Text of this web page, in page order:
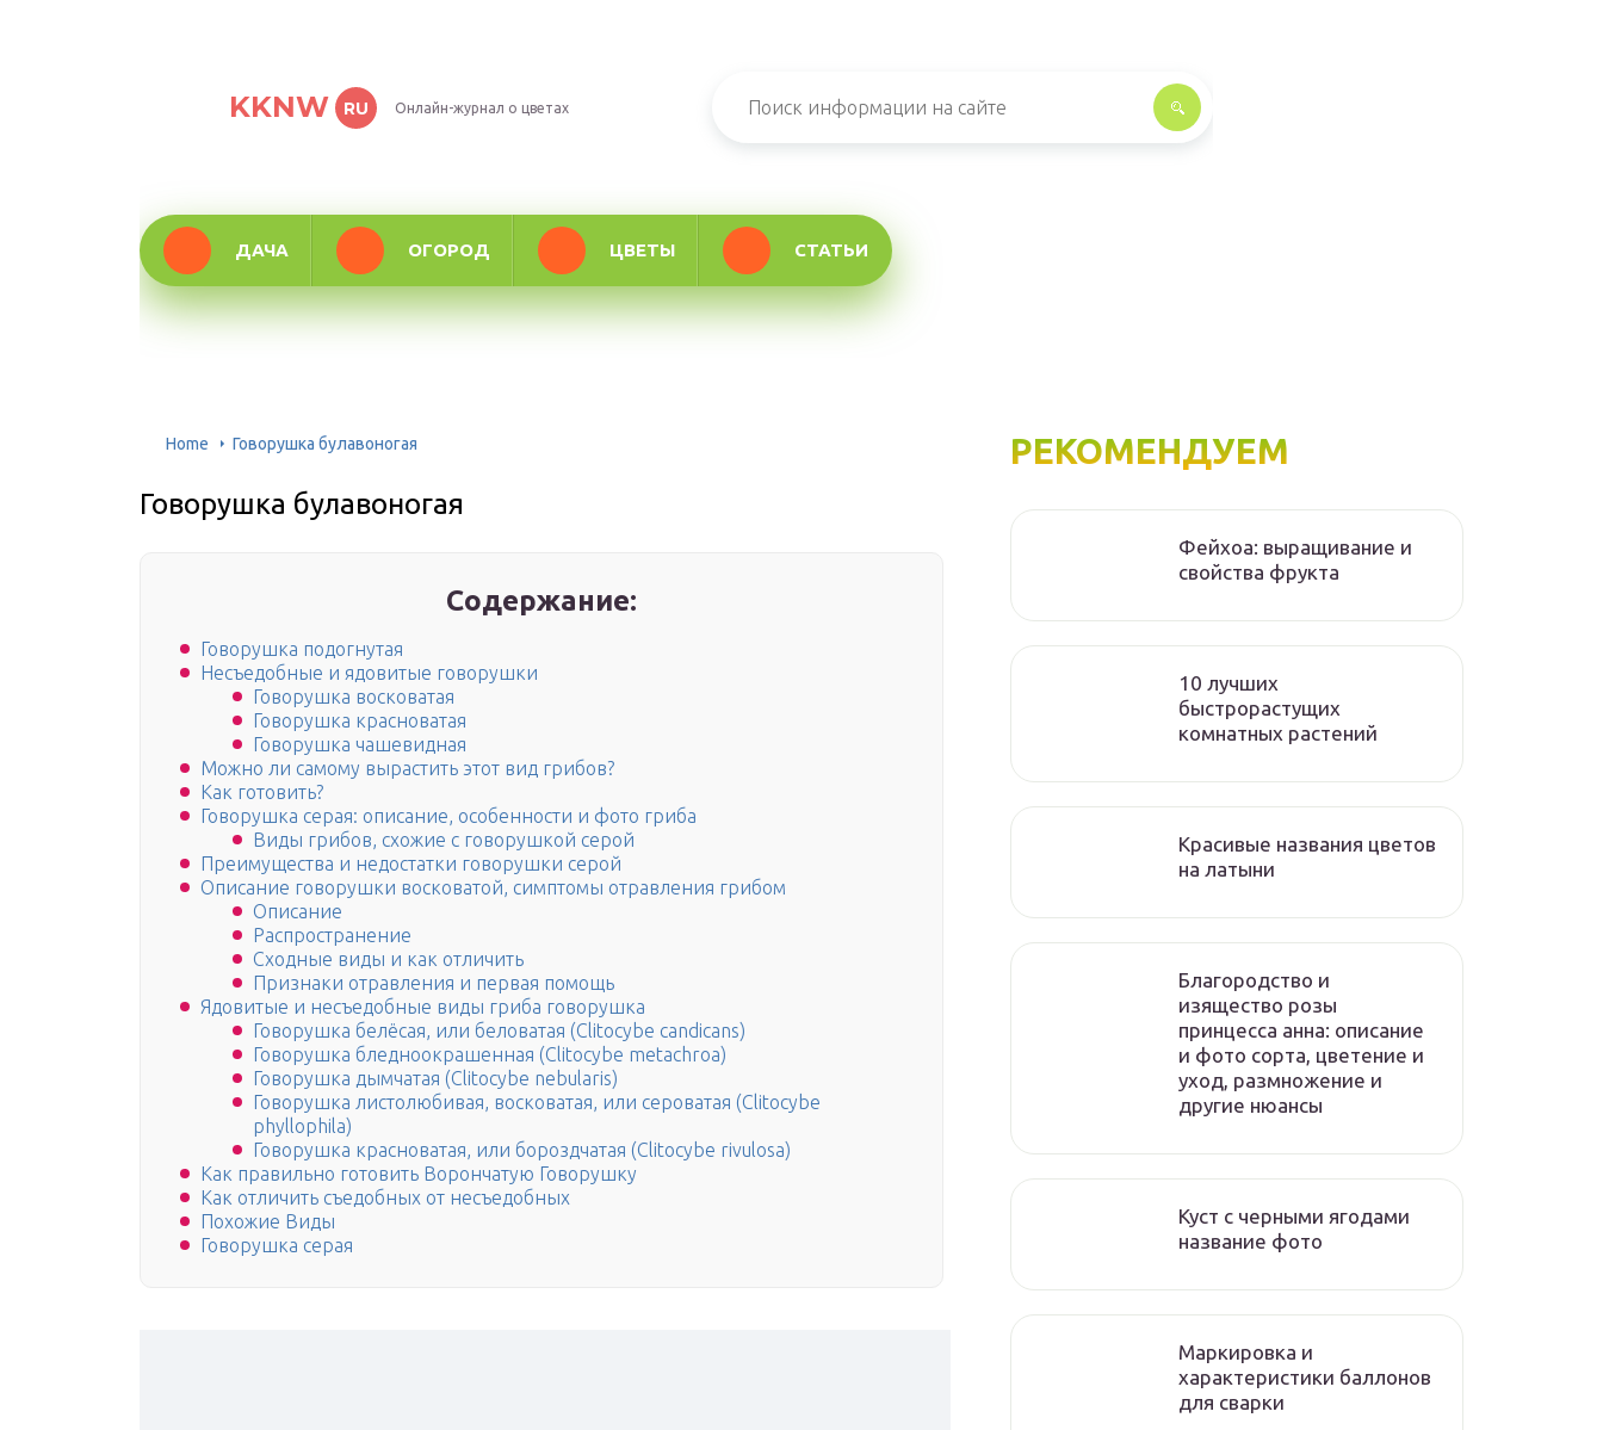
KKNW RU Онлайн-журнал о цветах
ДАЧА ОГОРОД ЦВЕТЫ СТАТЬИ
Home Говорушка булавоногая
Говорушка булавоногая
Содержание:
Говорушка подогнутая
Несъедобные и ядовитые говорушки
Говорушка восковатая
Говорушка красноватая
Говорушка чашевидная
Можно ли самому вырастить этот вид грибов?
Как готовить?
Говорушка серая: описание, особенности и фото гриба
Виды грибов, схожие с говорушкой серой
Преимущества и недостатки говорушки серой
Описание говорушки восковатой, симптомы отравления грибом
Описание
Распространение
Сходные виды и как отличить
Признаки отравления и первая помощь
Ядовитые и несъедобные виды гриба говорушка
Говорушка белёсая, или беловатая (Clitocybe candicans)
Говорушка бледноокрашенная (Clitocybe metachroa)
Говорушка дымчатая (Clitocybe nebularis)
Говорушка листолюбивая, восковатая, или сероватая (Clitocybe
phyllophila)
Говорушка красноватая, или бороздчатая (Clitocybe rivulosa)
Как правильно готовить Ворончатую Говорушку
Как отличить съедобных от несъедобных
Похожие Виды
Говорушка серая
РЕКОМЕНДУЕМ
Фейхоа: выращивание и
свойства фрукта
10 лучших
быстрорастущих
комнатных растений
Красивые названия цветов
на латыни
Благородство и
изящество розы
принцесса анна: описание
и фото сорта, цветение и
уход, размножение и
другие нюансы
Куст с черными ягодами
название фото
Маркировка и
характеристики баллонов
для сварки